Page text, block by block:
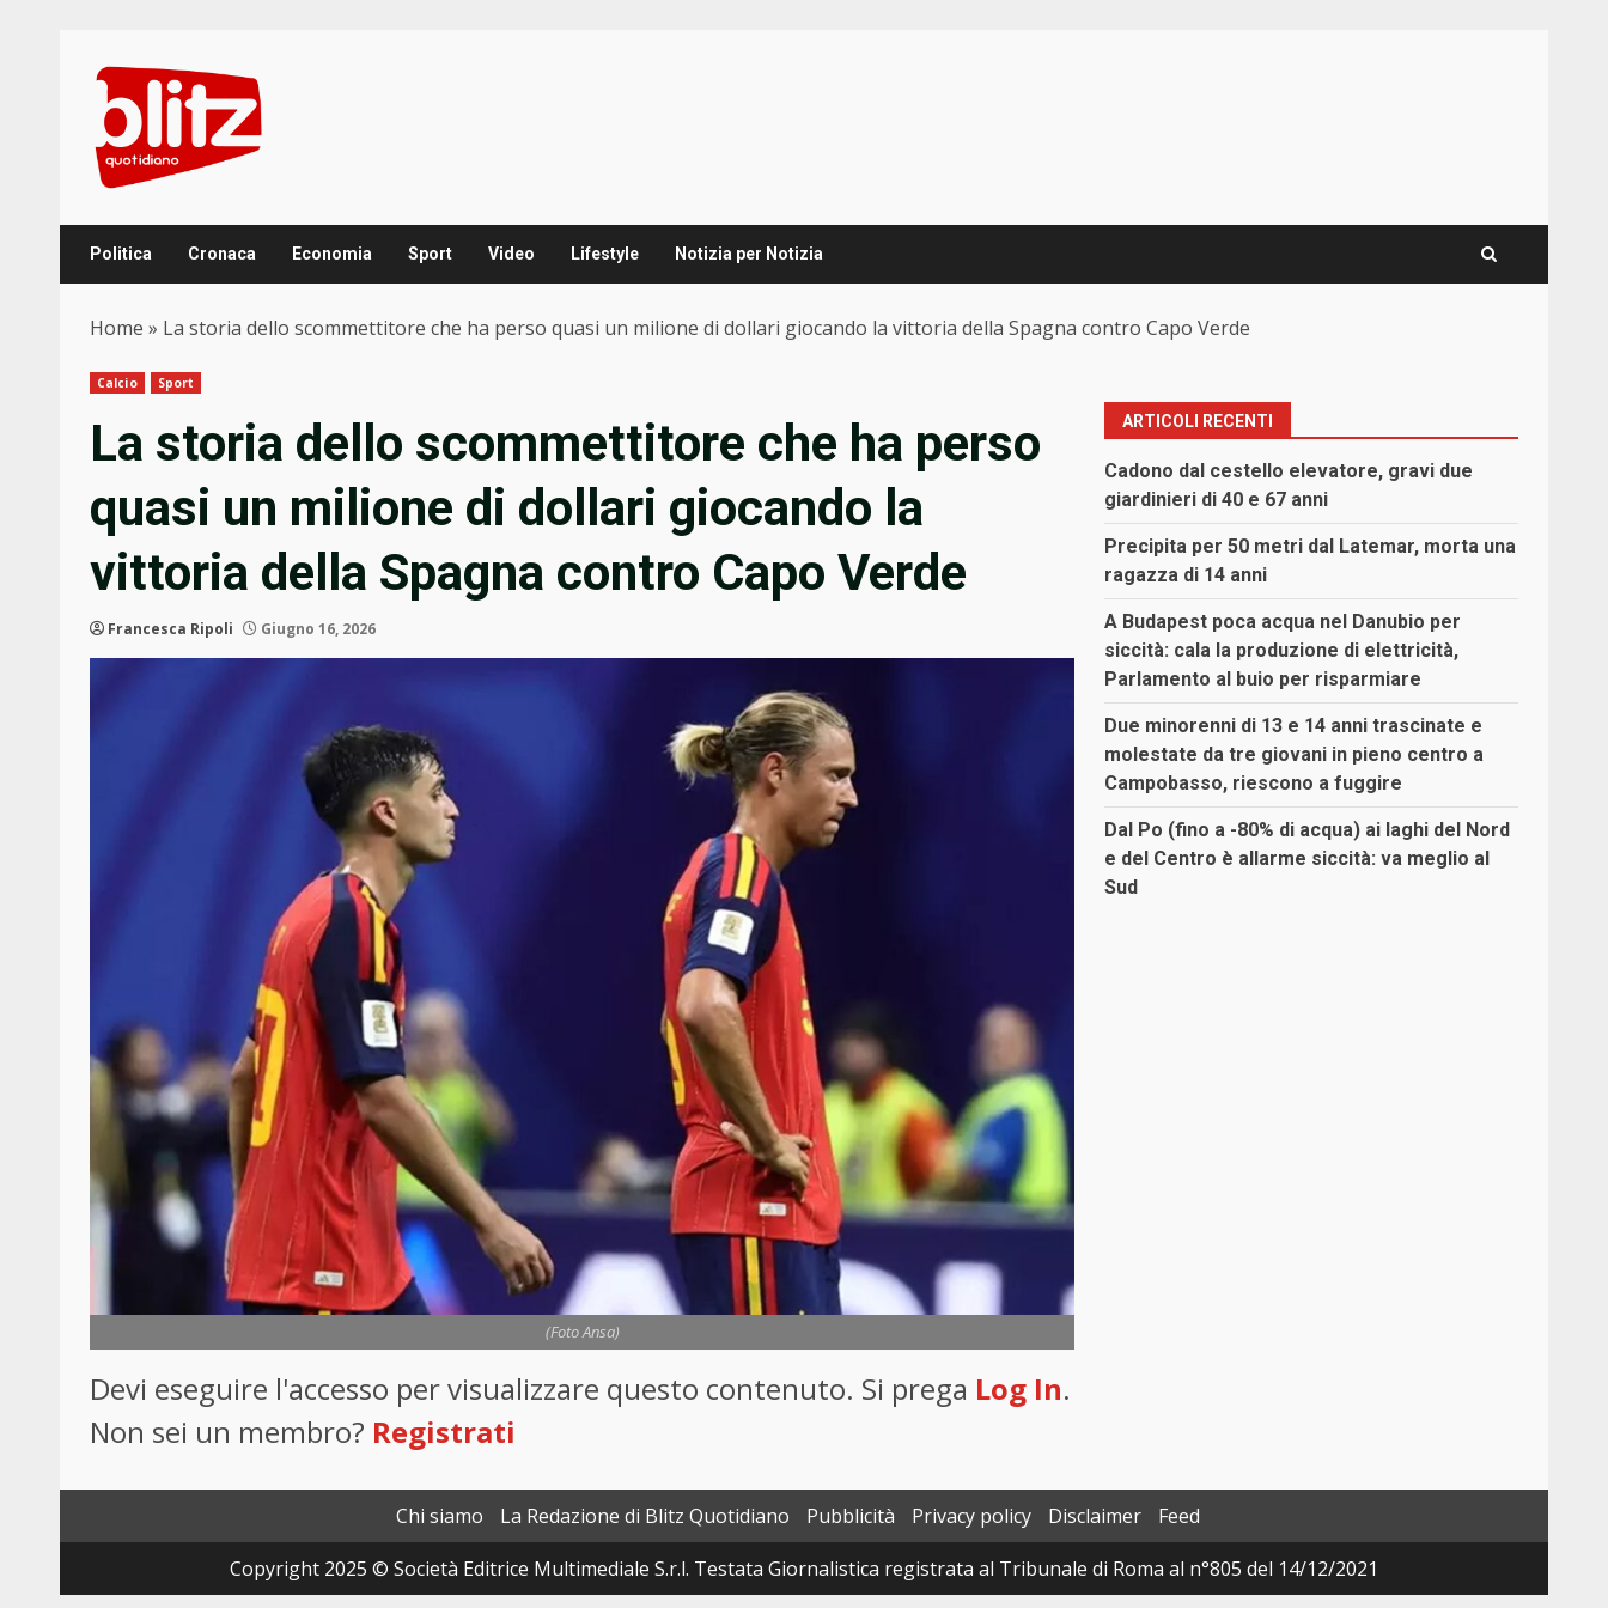
content
Politica Cronaca Economia Sport Video Lifestyle Notizia per Notizia
Home » La storia dello scommettitore che ha perso quasi un milione di dollari giocando la vittoria della Spagna contro Capo Verde
Calcio Sport
La storia dello scommettitore che ha perso
quasi un milione di dollari giocando la
vittoria della Spagna contro Capo Verde
Francesca Ripoli Giugno 16, 2026
(Foto Ansa)
Devi eseguire l'accesso per visualizzare questo contenuto. Si prega Log In.
Non sei un membro? Registrati
ARTICOLI RECENTI
Cadono dal cestello elevatore, gravi due
giardinieri di 40 e 67 anni
Precipita per 50 metri dal Latemar, morta una
ragazza di 14 anni
A Budapest poca acqua nel Danubio per
siccità: cala la produzione di elettricità,
Parlamento al buio per risparmiare
Due minorenni di 13 e 14 anni trascinate e
molestate da tre giovani in pieno centro a
Campobasso, riescono a fuggire
Dal Po (fino a -80% di acqua) ai laghi del Nord
e del Centro è allarme siccità: va meglio al
Sud
Chi siamo La Redazione di Blitz Quotidiano Pubblicità Privacy policy Disclaimer
Feed
Copyright 2025 © Società Editrice Multimediale S.r.l. Testata Giornalistica registrata al Tribunale di Roma al n°805 del 14/12/2021